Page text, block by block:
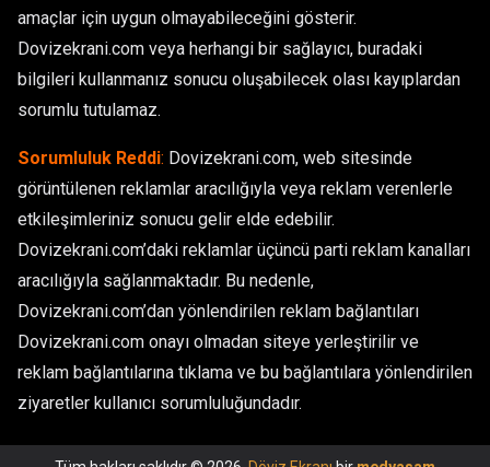
amaçlar için uygun olmayabileceğini gösterir.
Dovizekrani.com veya herhangi bir sağlayıcı, buradaki
bilgileri kullanmanız sonucu oluşabilecek olası kayıplardan
sorumlu tutulamaz.
Sorumluluk Reddi: Dovizekrani.com, web sitesinde
görüntülenen reklamlar aracılığıyla veya reklam verenlerle
etkileşimleriniz sonucu gelir elde edebilir.
Dovizekrani.com’daki reklamlar üçüncü parti reklam kanalları
aracılığıyla sağlanmaktadır. Bu nedenle,
Dovizekrani.com’dan yönlendirilen reklam bağlantıları
Dovizekrani.com onayı olmadan siteye yerleştirilir ve
reklam bağlantılarına tıklama ve bu bağlantılara yönlendirilen
ziyaretler kullanıcı sorumluluğundadır.